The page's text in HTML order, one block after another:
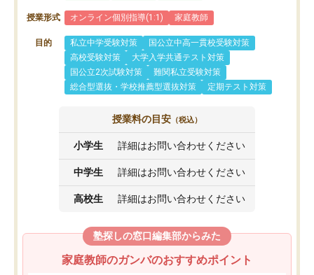
授業形式 オンライン個別指導(1:1) 家庭教師
目的 私立中学受験対策
国公立中高一貫校受験対策
高校受験対策
大学入学共通テスト対策
国公立2次試験対策
難関私立受験対策
総合型選抜・学校推薦型選抜対策
定期テスト対策
授業料の目安 （税込）
小学生 詳細はお問い合わせください
中学生 詳細はお問い合わせください
高校生 詳細はお問い合わせください
塾探しの窓口編集部からみた
家庭教師のガンバのおすすめポイント